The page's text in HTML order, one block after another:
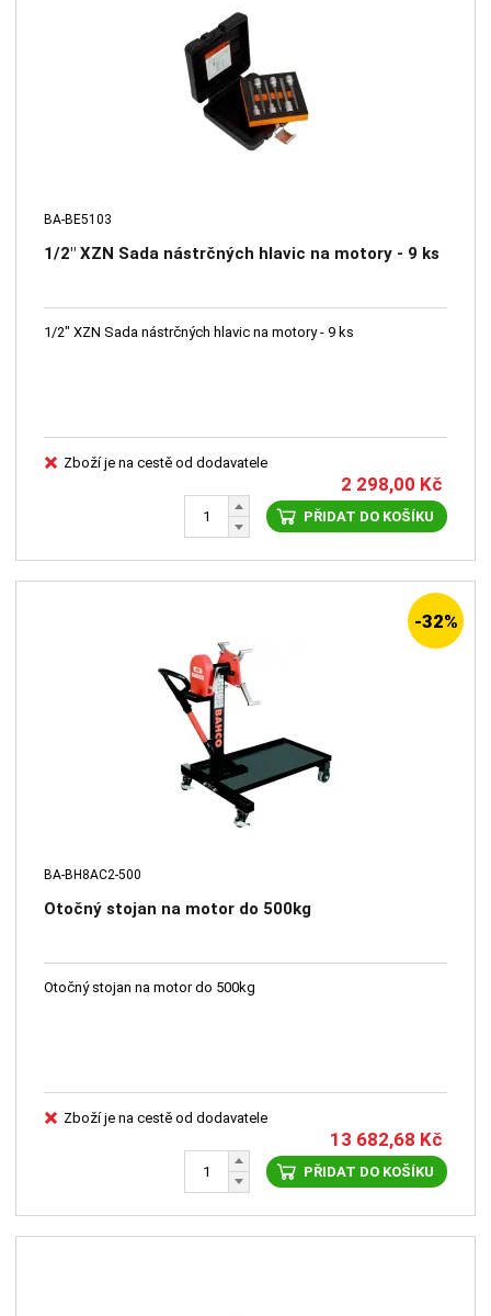
BA-BE5103
1/2" XZN Sada nástrčných hlavic na motory - 9 ks
1/2" XZN Sada nástrčných hlavic na motory - 9 ks
Zboží je na cestě od dodavatele
2 298,00 Kč
PŘIDAT DO KOŠÍKU
-32%
BA-BH8AC2-500
Otočný stojan na motor do 500kg
Otočný stojan na motor do 500kg
Zboží je na cestě od dodavatele
13 682,68 Kč
PŘIDAT DO KOŠÍKU